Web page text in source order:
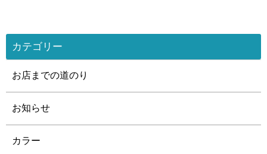
カテゴリー
お店までの道のり
お知らせ
カラー